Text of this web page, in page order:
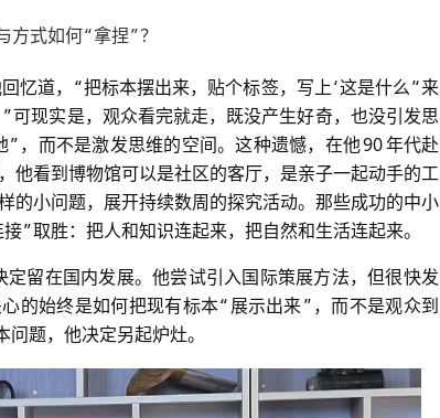
方式如何“拿捏”？
忆道， “把标本摆出来，贴个标签，写上 ‘这是什么’‘来
”可现实是，观众看完就走，既没产生好奇，也没引发思
” ，而不是激发思维的空间。这种遗憾，在他90年代赴
他看到博物馆可以是社区的客厅，是亲子一起动手的工
的小问题，展开持续数周的探究活动。那些成功的中小
接”取胜：把人和知识连起来，把自然和生活连起来。
定留在国内发展。他尝试引入国际策展方法，但很快发
的始终是如何把现有标本“ 展示出来” ，而不是观众到
题，他决定另起炉灶。